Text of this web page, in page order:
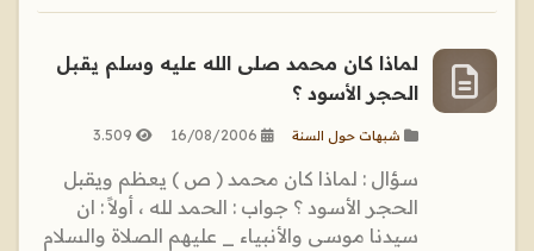
لماذا كان محمد صلى الله عليه وسلم يقبل
الحجر الأسود ؟
شبهات حول السنة 16/08/2006
3.509
سؤال : لماذا كان محمد ( ص ) يعظم ويقبل
الحجر الأسود ؟ جواب : الحمد لله ، أولاً : ان
سيدنا موسى والأنبياء _ عليهم الصلاة والسلام